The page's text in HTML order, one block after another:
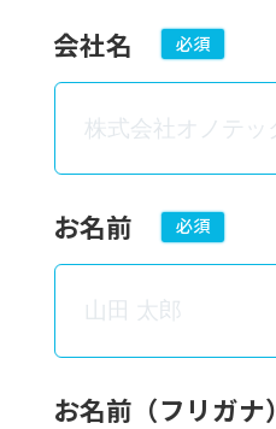
会社名 必須
お名前 必須
お名前（フリガナ）